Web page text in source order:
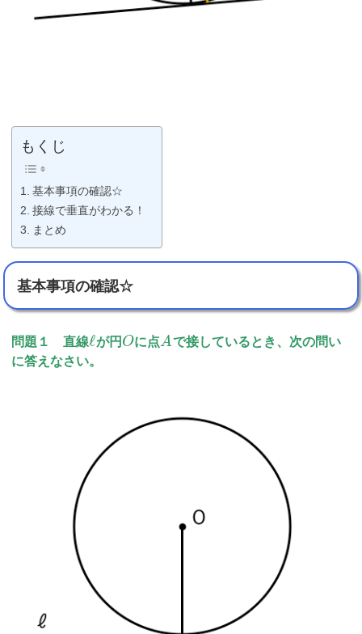
もくじ
基本事項の確認☆
接線で垂直がわかる！
まとめ
基本事項の確認☆
問題１ 直線ℓが円 Oに点Aで接しているとき、次の問い
に答えなさい。